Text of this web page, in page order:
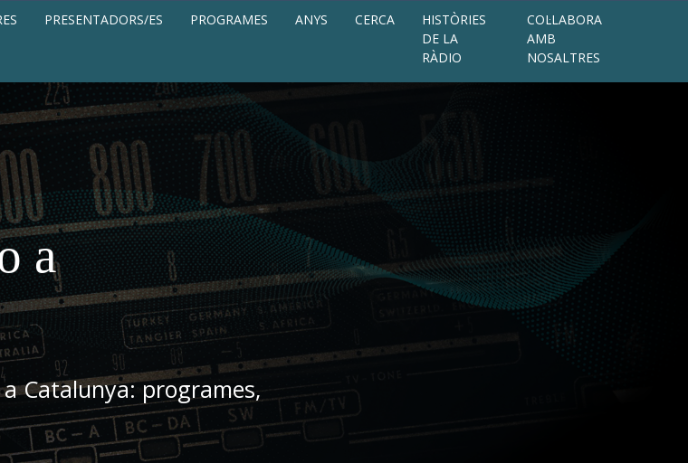
PRESENTADORS/ES PROGRAMES ANYS CERCA
HISTÒRIES
DE LA
RÀDIO
COL·LABORA
AMB
NOSALTRES
a
Catalunya: programes,